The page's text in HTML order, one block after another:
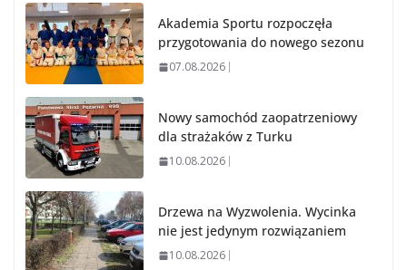
Akademia Sportu rozpoczęła
przygotowania do nowego sezonu
07.08.2026
Nowy samochód zaopatrzeniowy
dla strażaków z Turku
10.08.2026
Drzewa na Wyzwolenia. Wycinka
nie jest jedynym rozwiązaniem
10.08.2026